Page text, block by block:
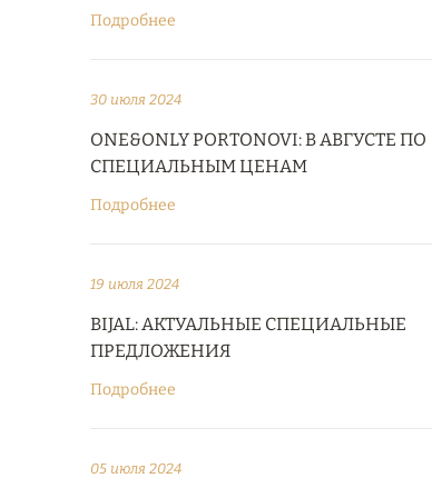
Подробнее
30 июля 2024
ONE&ONLY PORTONOVI: В АВГУСТЕ ПО
СПЕЦИАЛЬНЫМ ЦЕНАМ
Подробнее
19 июля 2024
BIJAL: АКТУАЛЬНЫЕ СПЕЦИАЛЬНЫЕ
ПРЕДЛОЖЕНИЯ
Подробнее
05 июля 2024